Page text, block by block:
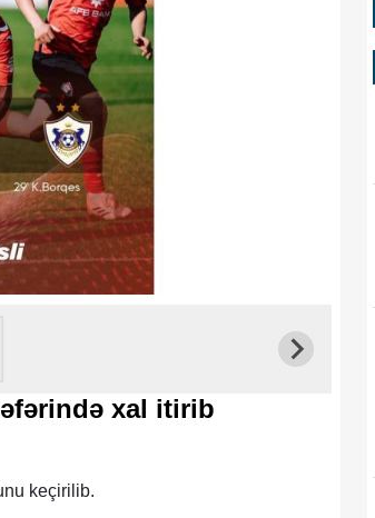
xal itirib
keçirilib.